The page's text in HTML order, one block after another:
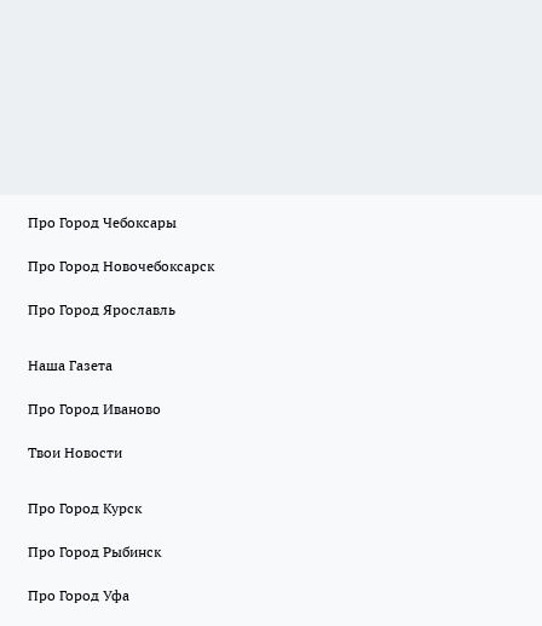
Про Город Чебоксары
Про Город Новочебоксарск
Про Город Ярославль
Наша Газета
Про Город Иваново
Твои Новости
Про Город Курск
Про Город Рыбинск
Про Город Уфа